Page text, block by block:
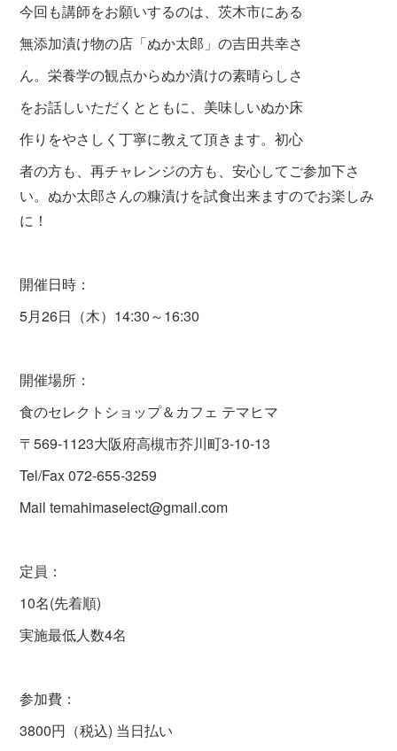
今回も講師をお願いするのは、茨木市にある
無添加漬け物の店「ぬか太郎」の吉田共幸さ
ん。栄養学の観点からぬか漬けの素晴らしさ
をお話しいただくとともに、美味しいぬか床
作りをやさしく丁寧に教えて頂きます。初心
者の方も、再チャレンジの方も、安心してご参加下さ
い。ぬか太郎さんの糠漬けを試食出来ますのでお楽しみ
に！
開催日時：
5月26日（木）14:30～16:30
開催場所：
食のセレクトショップ＆カフェ テマヒマ
〒569-1123大阪府高槻市芥川町3-10-13
Tel/Fax 072-655-3259
Mail temahimaselect@gmail.com
定員：
10名(先着順)
実施最低人数4名
参加費：
3800円（税込) 当日払い